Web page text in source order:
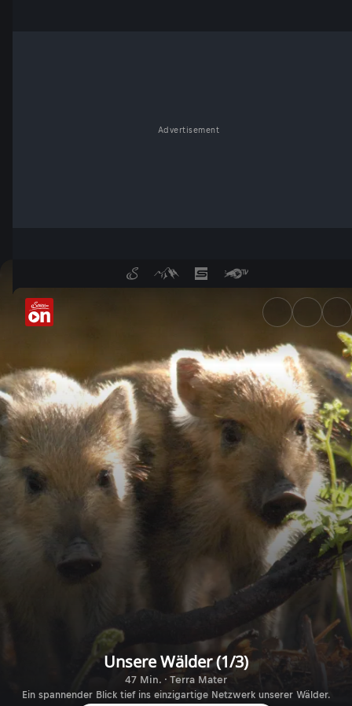
Advertisement
Unsere Wälder - Ein
Unsere Wälder (1/3)
47 Min. · Terra Mater
Ein spannender Blick tief ins einzigartige Netzwerk unserer Wälder.